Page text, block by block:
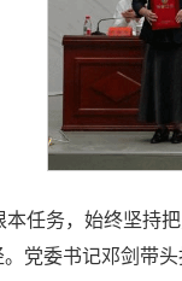
任务，始终坚持
党委书记邓剑带